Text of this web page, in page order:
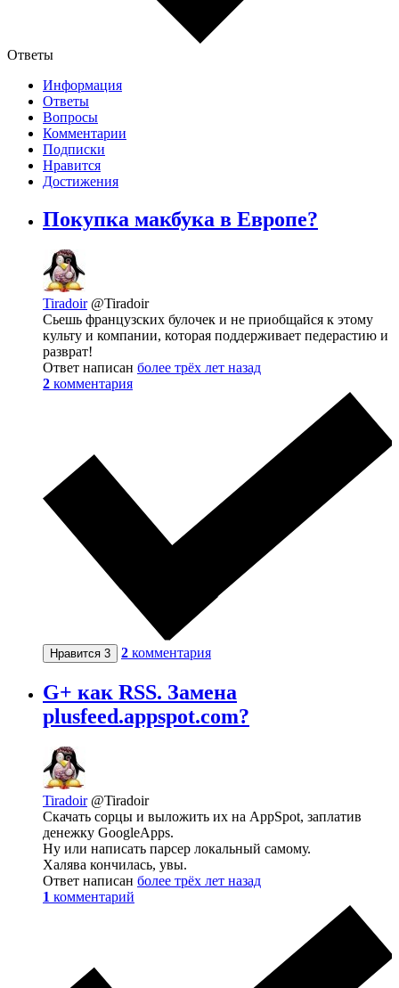
Ответы
Информация
Ответы
Вопросы
Комментарии
Подписки
Нравится
Достижения
Покупка макбука в Европе?
Tiradoir @Tiradoir
Сьешь французских булочек и не приобщайся к этому
культу и компании, которая поддерживает педерастию и
разврат!
Ответ написан более трёх лет назад
2 комментария
Нравится 3 2 комментария
G+ как RSS. Замена
plusfeed.appspot.com?
Tiradoir @Tiradoir
Скачать сорцы и выложить их на AppSpot, заплатив
денежку GoogleApps.
Ну или написать парсер локальный самому.
Халява кончилась, увы.
Ответ написан более трёх лет назад
1 комментарий